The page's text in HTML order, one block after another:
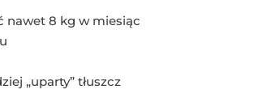
nawet 8 kg w miesiąc
„uparty” tłuszcz